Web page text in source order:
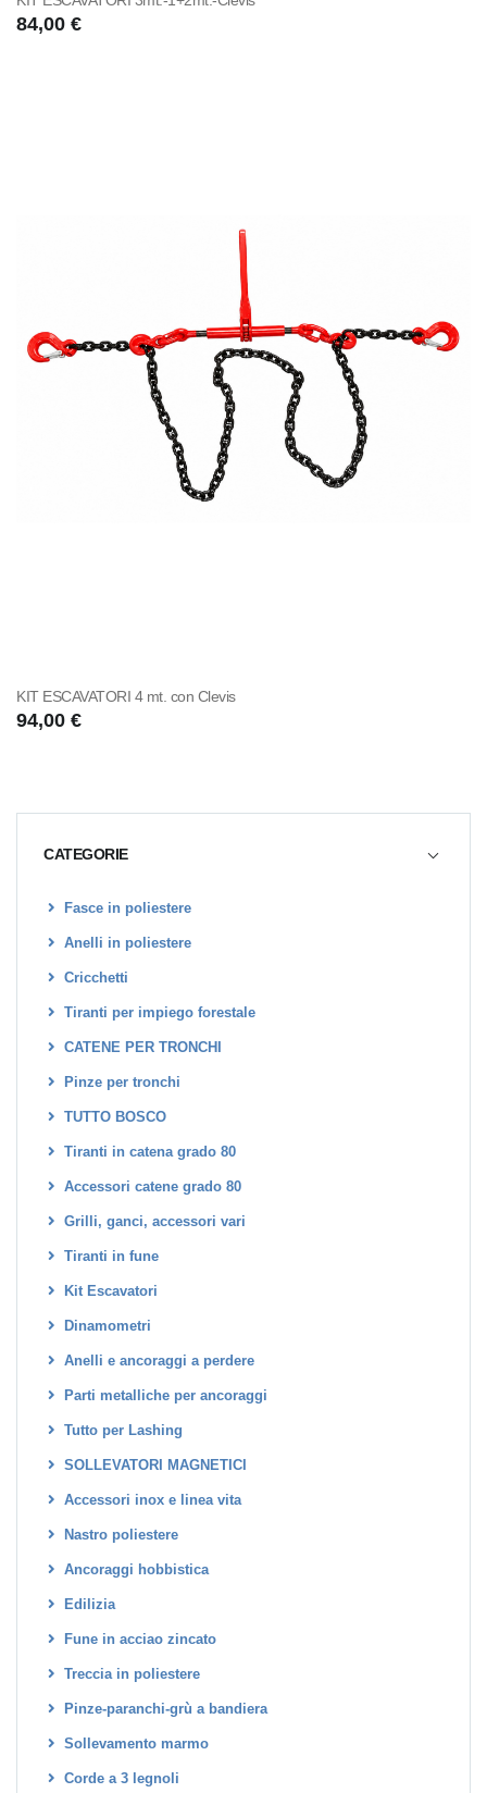
CATEGORIE
Fasce in poliestere
Anelli in poliestere
Cricchetti
Tiranti per impiego forestale
CATENE PER TRONCHI
Pinze per tronchi
TUTTO BOSCO
Tiranti in catena grado 80
Accessori catene grado 80
Grilli, ganci, accessori vari
Tiranti in fune
Kit Escavatori
Dinamometri
Anelli e ancoraggi a perdere
Parti metalliche per ancoraggi
Tutto per Lashing
SOLLEVATORI MAGNETICI
Accessori inox e linea vita
Nastro poliestere
Ancoraggi hobbistica
Edilizia
Fune in acciao zincato
Treccia in poliestere
Pinze-paranchi-grù a bandiera
Sollevamento marmo
Corde a 3 legnoli
84,00 €
KIT ESCAVATORI 4 mt. con Clevis
94,00 €